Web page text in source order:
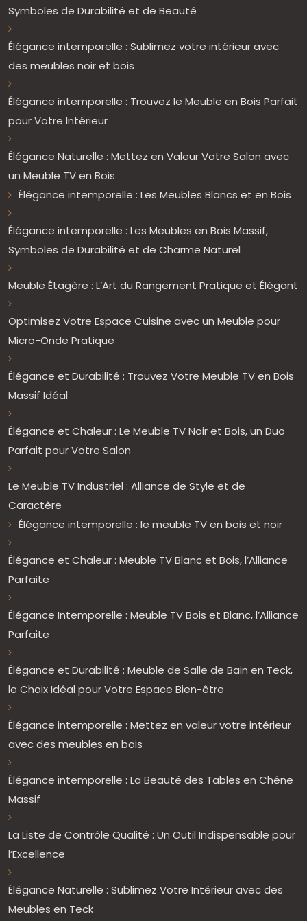
Symboles de Durabilité et de Beauté
Élégance intemporelle : Sublimez votre intérieur avec
des meubles noir et bois
Élégance intemporelle : Trouvez le Meuble en Bois Parfait
pour Votre Intérieur
Élégance Naturelle : Mettez en Valeur Votre Salon avec
un Meuble TV en Bois
Élégance intemporelle : Les Meubles Blancs et en Bois
Élégance intemporelle : Les Meubles en Bois Massif,
Symboles de Durabilité et de Charme Naturel
Meuble Étagère : L’Art du Rangement Pratique et Élégant
Optimisez Votre Espace Cuisine avec un Meuble pour
Micro-Onde Pratique
Élégance et Durabilité : Trouvez Votre Meuble TV en Bois
Massif Idéal
Élégance et Chaleur : Le Meuble TV Noir et Bois, un Duo
Parfait pour Votre Salon
Le Meuble TV Industriel : Alliance de Style et de
Caractère
Élégance intemporelle : le meuble TV en bois et noir
Élégance et Chaleur : Meuble TV Blanc et Bois, l’Alliance
Parfaite
Élégance Intemporelle : Meuble TV Bois et Blanc, l’Alliance
Parfaite
Élégance et Durabilité : Meuble de Salle de Bain en Teck,
le Choix Idéal pour Votre Espace Bien-être
Élégance intemporelle : Mettez en valeur votre intérieur
avec des meubles en bois
Élégance intemporelle : La Beauté des Tables en Chêne
Massif
La Liste de Contrôle Qualité : Un Outil Indispensable pour
l’Excellence
Élégance Naturelle : Sublimez Votre Intérieur avec des
Meubles en Teck